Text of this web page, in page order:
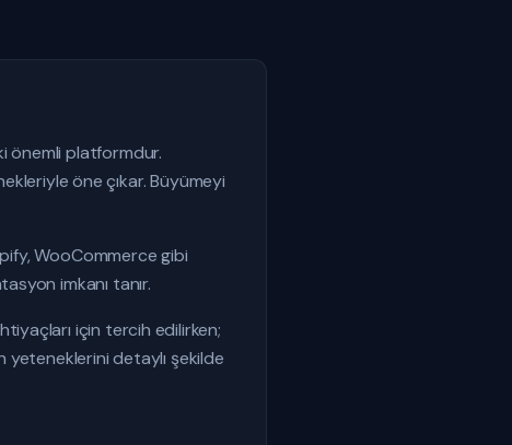
önemli platformdur.
öne çıkar. Büyümeyi
WooCommerce gibi
imkanı tanır.
için tercih edilirken;
yeteneklerini detaylı şekilde